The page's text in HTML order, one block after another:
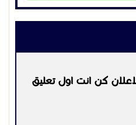
كن انت اول تعليق